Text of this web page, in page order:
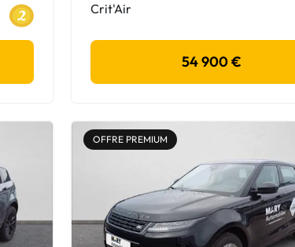
Crit'Air
54 900 €
OFFRE PREMIUM